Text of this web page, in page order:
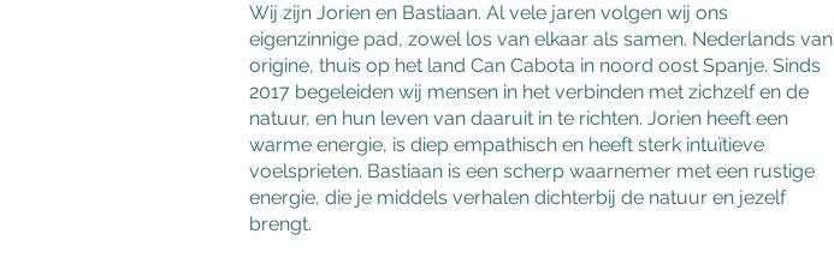
Wij zijn Jorien en Bastiaan. Al vele jaren volgen wij ons
eigenzinnige pad, zowel los van elkaar als samen. Nederlands van
origine, thuis op het land Can Cabota in noord oost Spanje. Sinds
2017 begeleiden wij mensen in het verbinden met zichzelf en de
natuur, en hun leven van daaruit in te richten. Jorien heeft een
warme energie, is diep empathisch en heeft sterk intuïtieve
voelsprieten. Bastiaan is een scherp waarnemer met een rustige
energie, die je middels verhalen dichterbij de natuur en jezelf
brengt.